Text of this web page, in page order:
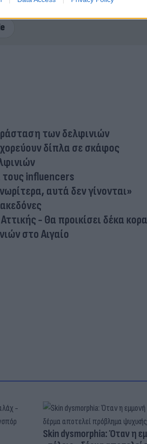
των δελφινιών
δίπλα σε σκάφος
τους influencers
αυτά δεν γίνονται»
- Θα προικίσει δέκα
στο Αιγαίο
Skin dysmorphia: Όταν η